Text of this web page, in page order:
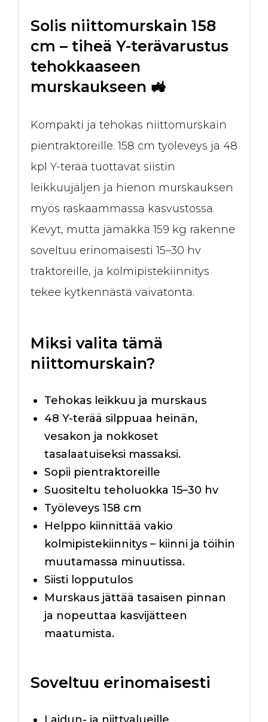
Solis niittomurskain 158
cm – tiheä Y-terävarustus
tehokkaaseen
murskaukseen 🚜
Kompakti ja tehokas niittomurskain
pientraktoreille. 158 cm työleveys ja 48
kpl Y-terää tuottavat siistin
leikkuujäljen ja hienon murskauksen
myös raskaammassa kasvustossa.
Kevyt, mutta jämäkkä 159 kg rakenne
soveltuu erinomaisesti 15–30 hv
traktoreille, ja kolmipistekiinnitys
tekee kytkennästä vaivatonta.
Miksi valita tämä
niittomurskain?
Tehokas leikkuu ja murskaus
48 Y-terää silppuaa heinän,
vesakon ja nokkoset
tasalaatuiseksi massaksi.
Sopii pientraktoreille
Suositeltu teholuokka 15–30 hv
Työleveys 158 cm
Helppo kiinnittää vakio
kolmipistekiinnitys – kiinni ja töihin
muutamassa minuutissa.
Siisti lopputulos
Murskaus jättää tasaisen pinnan
ja nopeuttaa kasvijätteen
maatumista.
Soveltuu erinomaisesti